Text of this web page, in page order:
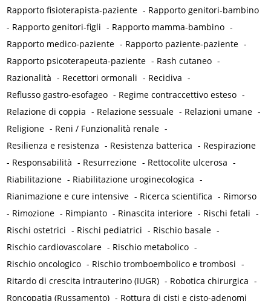
Rapporto fisioterapista-paziente - Rapporto genitori-bambino
- Rapporto genitori-figli - Rapporto mamma-bambino -
Rapporto medico-paziente - Rapporto paziente-paziente -
Rapporto psicoterapeuta-paziente - Rash cutaneo -
Razionalità - Recettori ormonali - Recidiva -
Reflusso gastro-esofageo - Regime contraccettivo esteso -
Relazione di coppia - Relazione sessuale - Relazioni umane -
Religione - Reni / Funzionalità renale -
Resilienza e resistenza - Resistenza batterica - Respirazione
- Responsabilità - Resurrezione - Rettocolite ulcerosa -
Riabilitazione - Riabilitazione uroginecologica -
Rianimazione e cure intensive - Ricerca scientifica - Rimorso
- Rimozione - Rimpianto - Rinascita interiore - Rischi fetali -
Rischi ostetrici - Rischi pediatrici - Rischio basale -
Rischio cardiovascolare - Rischio metabolico -
Rischio oncologico - Rischio tromboembolico e trombosi -
Ritardo di crescita intrauterino (IUGR) - Robotica chirurgica -
Roncopatia (Russamento) - Rottura di cisti e cisto-adenomi